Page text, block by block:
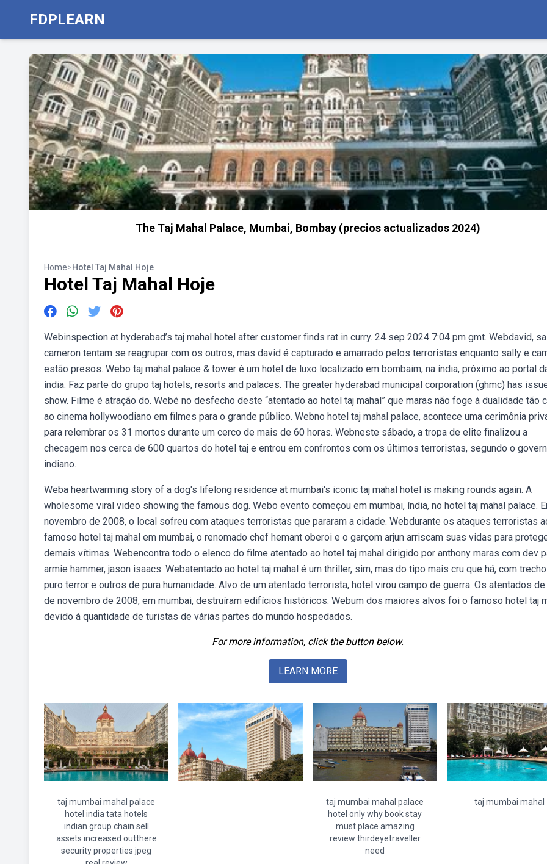
FDPLEARN
The Taj Mahal Palace, Mumbai, Bombay (precios actualizados 2024)
Home>Hotel Taj Mahal Hoje
Hotel Taj Mahal Hoje
Webinspection at hyderabad’s taj mahal hotel after customer finds rat in curry. 24 sep 2024 7:04 pm gmt. Webdavid,
cameron tentam se reagrupar com os outros, mas david é capturado e amarrado pelos terroristas enquanto sally e
estão presos. Webo taj mahal palace & tower é um hotel de luxo localizado em bombaim, na índia, próximo ao portal
índia. Faz parte do grupo taj hotels, resorts and palaces. The greater hyderabad municipal corporation (ghmc) has
show. Filme é atração do. Webé no desfecho deste “atentado ao hotel taj mahal” que maras não foge à dualidade tão
ao cinema hollywoodiano em filmes para o grande público. Webno hotel taj mahal palace, acontece uma cerimônia
para relembrar os 31 mortos durante um cerco de mais de 60 horas. Webneste sábado, a tropa de elite finalizou a
checagem nos cerca de 600 quartos do hotel taj e entrou em confrontos com os últimos terroristas, segundo o
indiano.
Weba heartwarming story of a dog's lifelong residence at mumbai's iconic taj mahal hotel is making rounds again. A
wholesome viral video showing the famous dog. Webo evento começou em mumbai, índia, no hotel taj mahal palace.
novembro de 2008, o local sofreu com ataques terroristas que pararam a cidade. Webdurante os ataques terroristas
famoso hotel taj mahal em mumbai, o renomado chef hemant oberoi e o garçom arjun arriscam suas vidas para
demais vítimas. Webencontra todo o elenco do filme atentado ao hotel taj mahal dirigido por anthony maras com dev
armie hammer, jason isaacs. Webatentado ao hotel taj mahal é um thriller, sim, mas do tipo mais cru que há, com
puro terror e outros de pura humanidade. Alvo de um atentado terrorista, hotel virou campo de guerra. Os atentados
de novembro de 2008, em mumbai, destruíram edifícios históricos. Webum dos maiores alvos foi o famoso hotel taj
devido à quantidade de turistas de várias partes do mundo hospedados.
For more information, click the button below.
LEARN MORE
taj mumbai mahal palace
hotel india tata hotels
indian group chain sell
assets increased outthere
security properties jpeg
taj mumbai mahal palace
hotel only why book stay
must place amazing
review thirdeyetraveller
need
taj mumbai mahal